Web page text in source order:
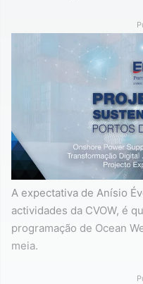
A expectativa de Anísio
actividades da CVOW, é
programação de Ocean
meia.